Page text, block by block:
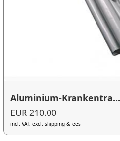
Aluminium-Krankentra...
EUR 210.00
incl. VAT, excl. shipping & fees